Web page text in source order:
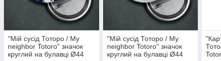
"Мій сусід Тоторо / My
neighbor Totoro" значок
круглий на булавці Ø44
"Мій сусід Тоторо / My
neighbor Totoro" значок
круглий на булавці Ø44